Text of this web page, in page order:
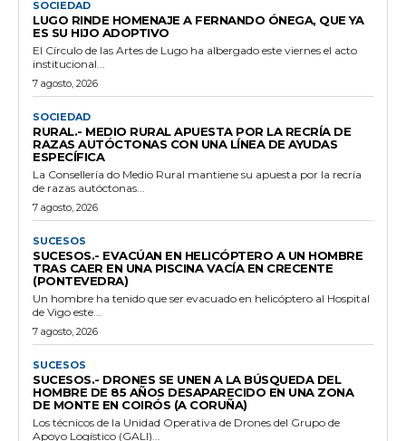
SOCIEDAD
LUGO RINDE HOMENAJE A FERNANDO ÓNEGA, QUE YA
ES SU HIJO ADOPTIVO
El Círculo de las Artes de Lugo ha albergado este viernes el acto
institucional...
7 agosto, 2026
SOCIEDAD
RURAL.- MEDIO RURAL APUESTA POR LA RECRÍA DE
RAZAS AUTÓCTONAS CON UNA LÍNEA DE AYUDAS
ESPECÍFICA
La Consellería do Medio Rural mantiene su apuesta por la recría
de razas autóctonas...
7 agosto, 2026
SUCESOS
SUCESOS.- EVACÚAN EN HELICÓPTERO A UN HOMBRE
TRAS CAER EN UNA PISCINA VACÍA EN CRECENTE
(PONTEVEDRA)
Un hombre ha tenido que ser evacuado en helicóptero al Hospital
de Vigo este...
7 agosto, 2026
SUCESOS
SUCESOS.- DRONES SE UNEN A LA BÚSQUEDA DEL
HOMBRE DE 85 AÑOS DESAPARECIDO EN UNA ZONA
DE MONTE EN COIRÓS (A CORUÑA)
Los técnicos de la Unidad Operativa de Drones del Grupo de
Apoyo Logístico (GALI)...